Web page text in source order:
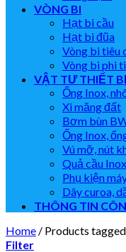
VÒNG BI
Hạt bi cầu
Hạt bi đũa
Vòng bi tiêu
Vòng bi phi
VẬT TƯ THIẾT BỊ
Ống Inox,
Xi măng đất
Bơm bùn
Ống Inox,
Vú mỡ, nút
Quả cầu
Phụ kiện
Dây curoa,
THÔNG TIN
Home / Products
Filter